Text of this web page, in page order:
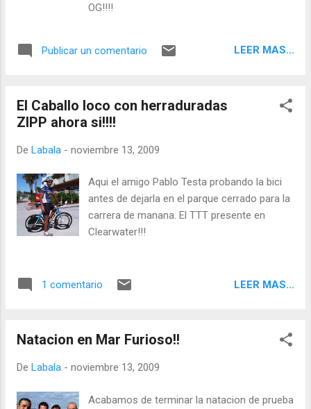
OG!!!!
Publicar un comentario LEER MAS...
El Caballo loco con herraduradas
ZIPP ahora si!!!!
De Labala - noviembre 13, 2009
Aqui el amigo Pablo Testa probando la bici
antes de dejarla en el parque cerrado para la
carrera de manana. El TTT presente en
Clearwater!!!
1 comentario LEER MAS...
Natacion en Mar Furioso!!
De Labala - noviembre 13, 2009
Acabamos de terminar la natacion de prueba